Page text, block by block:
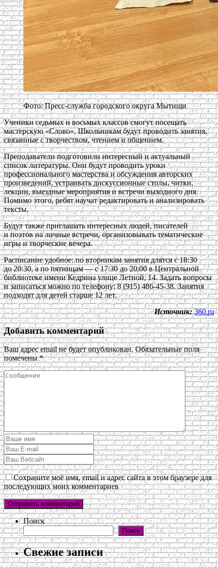
Фото: Пресс-служба городского округа Мытищи
Ученики седьмых и восьмых классов смогут посещать
мастерскую «Слово». Школьникам будут проводить занятия,
связанные с творчеством, чтением и общением.
Преподаватели подготовили интересный и актуальный
список литературы. Они будут проводить уроки
профессионального мастерства и обсуждения авторских
произведений, устраивать дискуссионные столы, читки,
лекции, выездные мероприятия и встречи выходного дня.
Помимо этого, ребят научат редактировать и анализировать
тексты.
Будут также приглашать интересных людей, писателей
и поэтов на личные встречи, организовывать тематические
игры и творческие вечера.
Расписание удобное: по вторникам занятия длятся с 18:30
до 20:30, а по пятницам — с 17:30 до 20:00 в Центральной
библиотеке имени Кедрина улице Летной, 14. Задать вопросы
и записаться можно по телефону: 8 (915) 486-45-38. Занятия
подходят для детей старше 12 лет.
Источник: 360.ru
Добавить комментарий
Ваш адрес email не будет опубликован. Обязательные поля
помечены*
Сохраните моё имя, email и адрес сайта в этом браузере для
последующих моих комментариев
Поиск
Поиск
Свежие записи